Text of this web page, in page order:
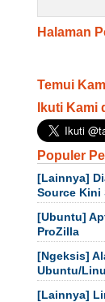
Halaman
Temui
Ikuti Kami
Populer
[Lainnya]
Source Kini
[Ubuntu]
ProZilla
[Ngeksis]
Ubuntu/
[Lainnya]